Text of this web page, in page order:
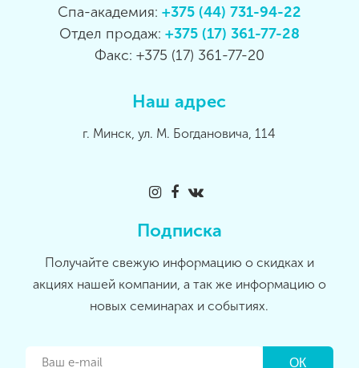
Спа-академия: +375 (44) 731-94-22
Отдел продаж: +375 (17) 361-77-28
Факс: +375 (17) 361-77-20
Наш адрес
г. Минск, ул. М. Богдановича, 114
Подписка
Получайте свежую информацию о скидках и
акциях нашей компании, а так же информацию о
новых семинарах и событиях.